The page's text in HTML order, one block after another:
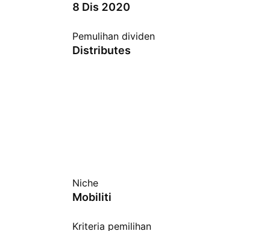
8 Dis 2020
Pemulihan dividen
Distributes
Niche
Mobiliti
Kriteria pemilihan